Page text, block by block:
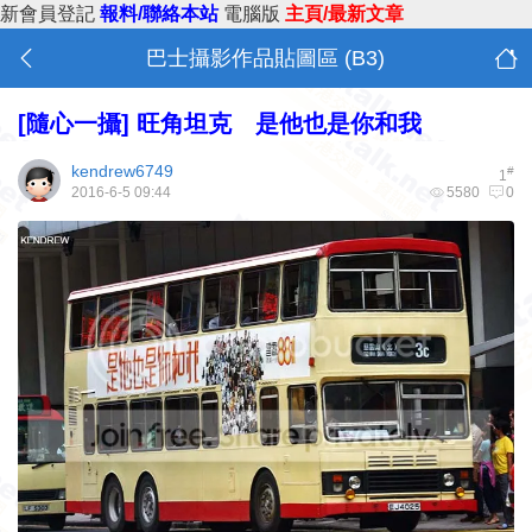
新會員登記 報料/聯絡本站 電腦版 主頁/最新文章
巴士攝影作品貼圖區 (B3)
[隨心一攝] 旺角坦克 是他也是你和我
1#
kendrew6749
5580 0
2016-6-5 09:44